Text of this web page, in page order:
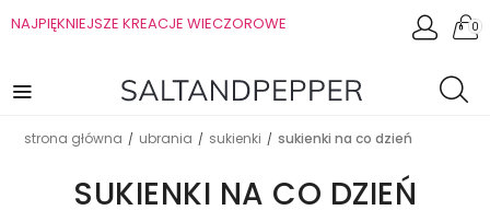
NAJPIĘKNIEJSZE KREACJE WIECZOROWE 0
strona główna / ubrania / sukienki / sukienki na co dzień
SUKIENKI NA CO DZIEŃ